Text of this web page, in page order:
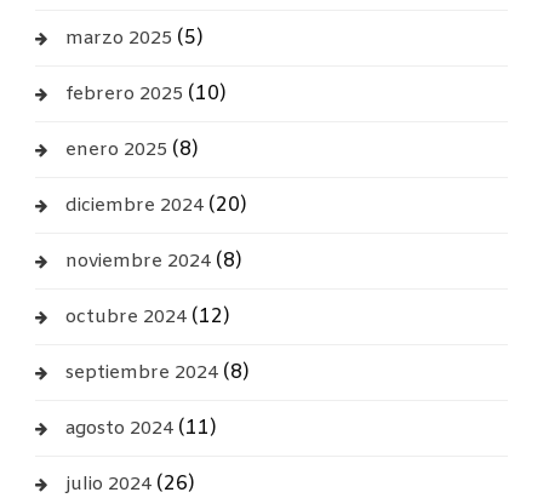
marzo 2025 (5)
febrero 2025 (10)
enero 2025 (8)
diciembre 2024(20)
noviembre 2024(8)
octubre 2024(12)
septiembre 2024(8)
agosto 2024(11)
julio 2024(26)